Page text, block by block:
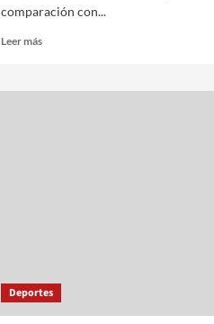
comparación con...
Leer más
Deportes